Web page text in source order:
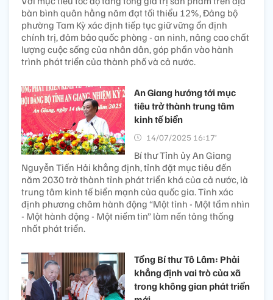
bàn bình quân hằng năm đạt tối thiểu 12%, Đảng bộ
phường Tam Kỳ xác định tiếp tục giữ vững ổn định
chính trị, đảm bảo quốc phòng - an ninh, nâng cao chất
lượng cuộc sống của nhân dân, góp phần vào hành
trình phát triển của thành phố và cả nước.
An Giang hướng tới mục
tiêu trở thành trung tâm
kinh tế biển
14/07/2025 16:17’
Bí thư Tỉnh ủy An Giang
Nguyễn Tiến Hải khẳng định, tỉnh đặt mục tiêu đến
năm 2030 trở thành tỉnh phát triển khá của cả nước, là
trung tâm kinh tế biển mạnh của quốc gia. Tỉnh xác
định phương châm hành động “Một tỉnh - Một tầm nhìn
- Một hành động - Một niềm tin” làm nền tảng thống
nhất phát triển.
Tổng Bí thư Tô Lâm: Phải
khẳng định vai trò của xã
trong không gian phát triển